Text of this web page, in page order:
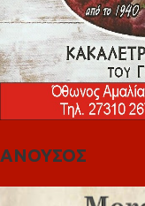
ΑΝΟΥΣΟΣ